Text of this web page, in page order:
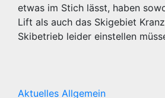
etwas im Stich lässt, haben
Lift als auch das Skigebiet
Skibetrieb leider einstellen
Aktuelles Allgemein